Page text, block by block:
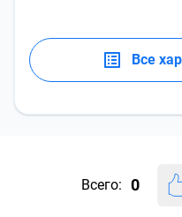
Все
Всего: 0